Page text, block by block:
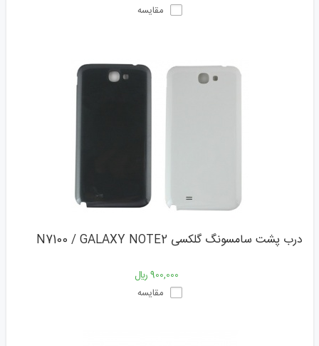
مقایسه
درب پشت سامسونگ گلکسی N7100 / GALAXY NOTE2
900,000 ﷼
مقایسه